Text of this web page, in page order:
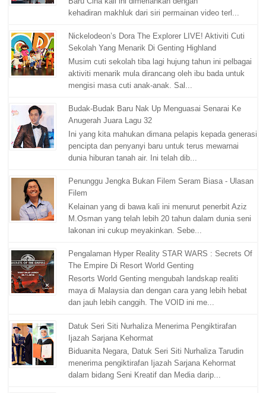
kehadiran makhluk dari siri permainan video terl...
Nickelodeon’s Dora The Explorer LIVE! Aktiviti Cuti
Sekolah Yang Menarik Di Genting Highland
Musim cuti sekolah tiba lagi hujung tahun ini pelbagai
aktiviti menarik mula dirancang oleh ibu bada untuk
mengisi masa cuti anak-anak. Sal...
Budak-Budak Baru Nak Up Menguasai Senarai Ke
Anugerah Juara Lagu 32
Ini yang kita mahukan dimana pelapis kepada generasi
pencipta dan penyanyi baru untuk terus mewarnai
dunia hiburan tanah air. Ini telah dib...
Penunggu Jengka Bukan Filem Seram Biasa - Ulasan
Filem
Kelainan yang di bawa kali ini menurut penerbit Aziz
M.Osman yang telah lebih 20 tahun dalam dunia seni
lakonan ini cukup meyakinkan. Sebe...
Pengalaman Hyper Reality STAR WARS : Secrets Of
The Empire Di Resort World Genting
Resorts World Genting mengubah landskap realiti
maya di Malaysia dan dengan cara yang lebih hebat
dan jauh lebih canggih. The VOID ini me...
Datuk Seri Siti Nurhaliza Menerima Pengiktirafan
Ijazah Sarjana Kehormat
Biduanita Negara, Datuk Seri Siti Nurhaliza Tarudin
menerima pengiktirafan Ijazah Sarjana Kehormat
dalam bidang Seni Kreatif dan Media darip...